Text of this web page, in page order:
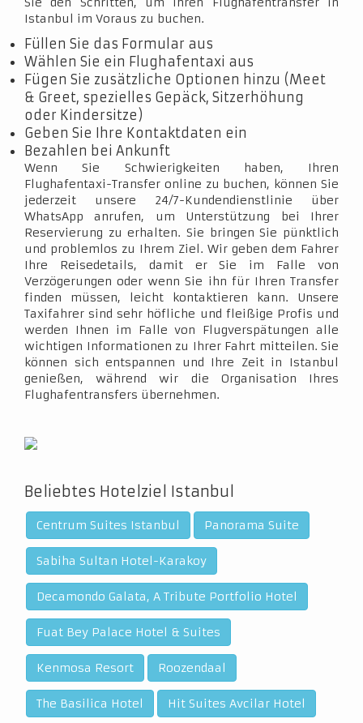
Istanbul im Voraus zu buchen.
Füllen Sie das Formular aus
Wählen Sie ein Flughafentaxi aus
Fügen Sie zusätzliche Optionen hinzu (Meet
& Greet, spezielles Gepäck, Sitzerhöhung
oder Kindersitze)
Geben Sie Ihre Kontaktdaten ein
Bezahlen bei Ankunft
Wenn Sie Schwierigkeiten haben, Ihren
Flughafentaxi-Transfer online zu buchen, können Sie
jederzeit unsere 24/7-Kundendienstlinie über
WhatsApp anrufen, um Unterstützung bei Ihrer
Reservierung zu erhalten. Sie bringen Sie pünktlich
und problemlos zu Ihrem Ziel. Wir geben dem Fahrer
Ihre Reisedetails, damit er Sie im Falle von
Verzögerungen oder wenn Sie ihn für Ihren Transfer
finden müssen, leicht kontaktieren kann. Unsere
Taxifahrer sind sehr höfliche und fleißige Profis und
werden Ihnen im Falle von Flugverspätungen alle
wichtigen Informationen zu Ihrer Fahrt mitteilen. Sie
können sich entspannen und Ihre Zeit in Istanbul
genießen, während wir die Organisation Ihres
Flughafentransfers übernehmen.
Beliebtes Hotelziel Istanbul
Centrum Suites Istanbul Panorama Suite
Sabiha Sultan Hotel-Karakoy
Decamondo Galata, A Tribute Portfolio Hotel
Fuat Bey Palace Hotel & Suites
Kenmosa Resort Roozendaal
The Basilica Hotel Hit Suites Avcilar Hotel